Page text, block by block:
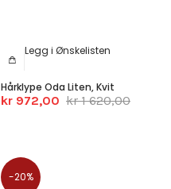
Legg i Ønskelisten
Hårklype Oda Liten, Kvit
kr 972,00 kr 1 620,00
-20%